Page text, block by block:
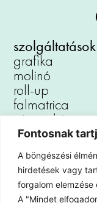
Fontosnak
A böngészési
hirdetések vagy
forgalom
A "Mindet
szolgáltatások
grafika
molinó
roll-up
falmatrica
vászonkép
reklámtábla
padlómatrica
autófóliázás
kirakat
iroda